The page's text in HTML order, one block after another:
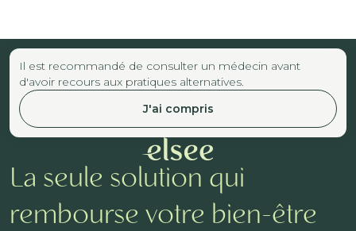
Il est recommandé de consulter un médecin avant
d'avoir recours aux pratiques alternatives.
J'ai compris
La seule solution qui
rembourse votre bien-être